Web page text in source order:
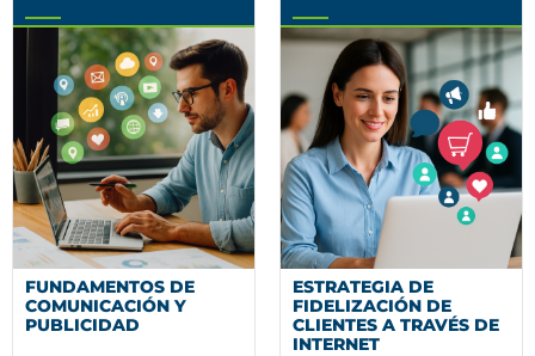
FUNDAMENTOS DE
COMUNICACIÓN Y
PUBLICIDAD
ESTRATEGIA DE
FIDELIZACIÓN DE
CLIENTES A TRAVÉS DE
INTERNET